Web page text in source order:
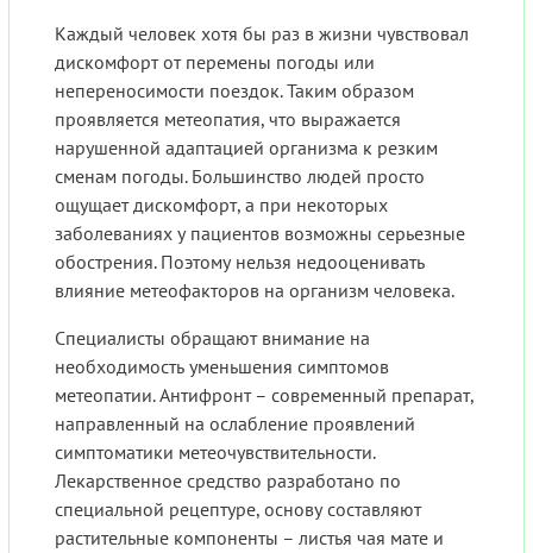
Каждый человек хотя бы раз в жизни чувствовал
дискомфорт от перемены погоды или
непереносимости поездок. Таким образом
проявляется метеопатия, что выражается
нарушенной адаптацией организма к резким
сменам погоды. Большинство людей просто
ощущает дискомфорт, а при некоторых
заболеваниях у пациентов возможны серьезные
обострения. Поэтому нельзя недооценивать
влияние метеофакторов на организм человека.
Специалисты обращают внимание на
необходимость уменьшения симптомов
метеопатии. Антифронт – современный препарат,
направленный на ослабление проявлений
симптоматики метеочувствительности.
Лекарственное средство разработано по
специальной рецептуре, основу составляют
растительные компоненты – листья чая мате и